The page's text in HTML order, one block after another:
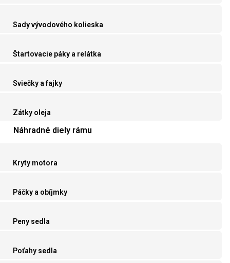
Sady vývodového kolieska
Štartovacie páky a relátka
Sviečky a fajky
Zátky oleja
Náhradné diely rámu
Kryty motora
Páčky a obíjmky
Peny sedla
Poťahy sedla